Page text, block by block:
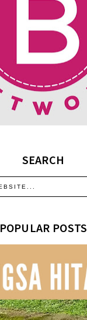
SEARCH
POPULAR POSTS